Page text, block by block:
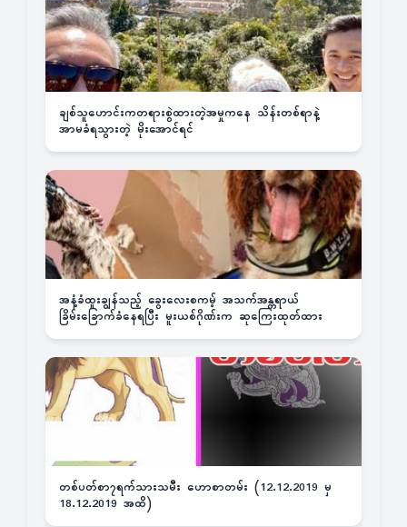
ချစ်သူဟောင်းကတရားစွဲထားတဲ့အမှုကနေ သိန်းတစ်ရာနဲ့
အာမခံရသွားတဲ့ မိုးအောင်ရင်
အနံ့ခံထူးချွန်သည့် ခွေးလေးစကမ့် အသက်အန္တရာယ်
ခြိမ်းခြောက်ခံနေရပြီး မူးယစ်ဂိုဏ်းက ဆုကြေးထုတ်ထား
တစ်ပတ်စာ၇ရက်သားသမီး ဟောစာတမ်း (12.12.2019 မှ
18.12.2019 အထိ)